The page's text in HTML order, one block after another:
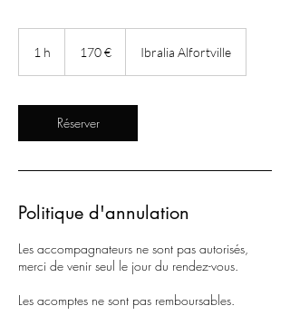
1 h 170 € Ibralia Alfortville
Réserver
Politique d'annulation
Les accompagnateurs ne sont pas autorisés,
merci de venir seul le jour du rendez-vous.
Les acomptes ne sont pas remboursables.